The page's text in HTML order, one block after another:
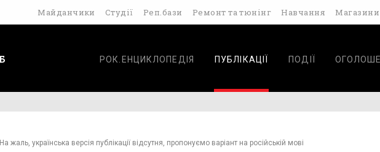
Майданчики Студії Реп.бази Ремонт та тюнінг Навчання Магазини
РОК.ЕНЦИКЛОПЕДІЯ ПУБЛІКАЦІЇ ПОДІЇ
На жаль, українська версія публікації відсутня, пропонуємо варіант на російській мові